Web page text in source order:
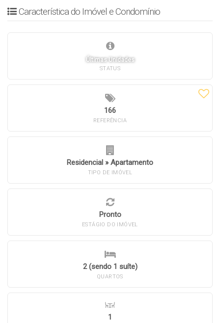
Característica do Imóvel e Condomínio
Últimas Unidades
STATUS
166
REFERÊNCIA
Residencial » Apartamento
TIPO DE IMÓVEL
Pronto
ESTÁGIO DO IMÓVEL
2 (sendo 1 suíte)
QUARTOS
1